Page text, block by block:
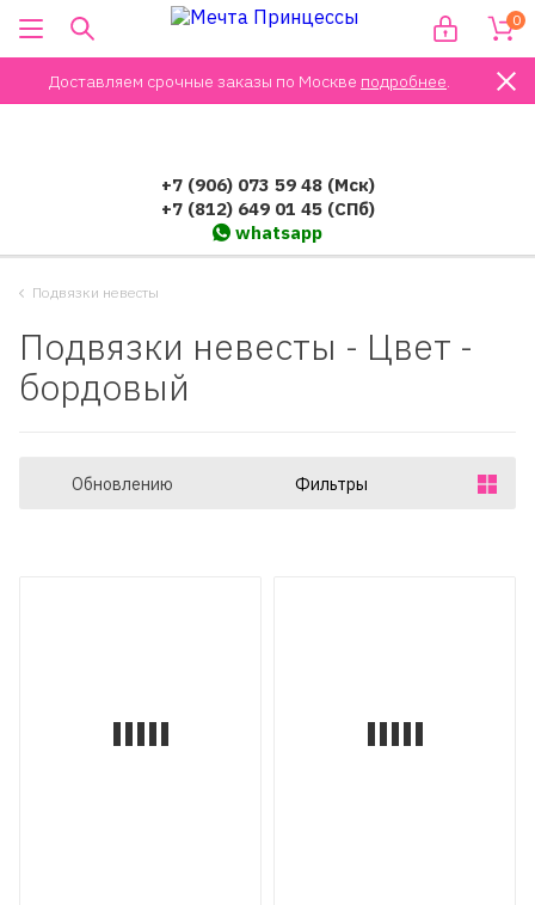
Доставляем срочные заказы по Москве подробнее.
0
+7 (906) 073 59 48 (Мск)
+7 (812) 649 01 45 (СПб)
whatsapp
Подвязки невесты
Подвязки невесты - Цвет -
бордовый
Обновлению Фильтры